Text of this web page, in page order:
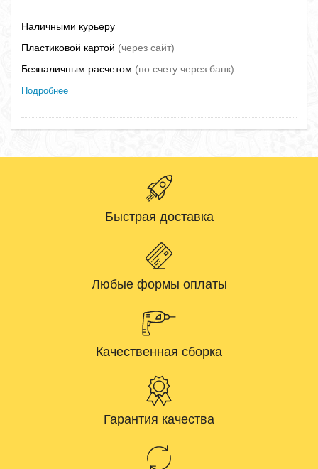
Наличными курьеру
Пластиковой картой (через сайт)
Безналичным расчетом (по счету через банк)
Подробнее
Быстрая доставка
Любые формы оплаты
Качественная сборка
Гарантия качества